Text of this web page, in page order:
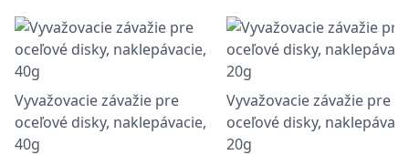
Vyvažovacie závažie pre
oceľové disky, naklepávacie,
40g
Vyvažovacie závažie pre
oceľové disky,
20g